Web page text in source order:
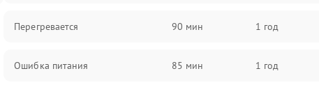
Перегревается 90 мин 1 год
Ошибка питания 85 мин 1 год